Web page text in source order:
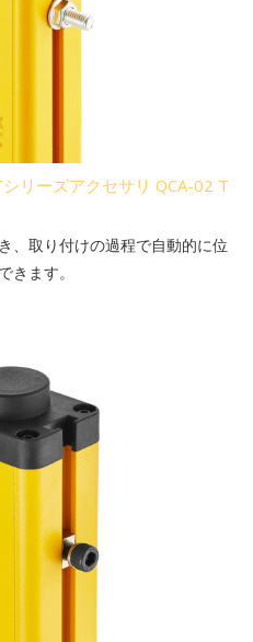
リーズアクセサリ QCA-02 T
、取り付けの過程で自動的に位
きます。